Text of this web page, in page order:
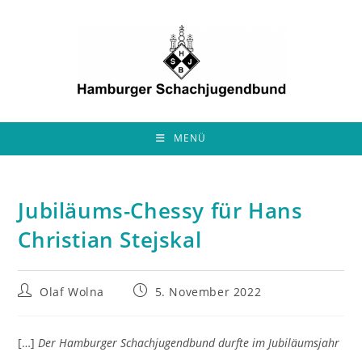
MENÜ
Jubiläums-Chessy für Hans
Christian Stejskal
Beitrags-
Olaf Wolna
Beitrag5. November 2022
[…]Der Hamburger Schachjugendbund durfte im Jubiläumsjahr